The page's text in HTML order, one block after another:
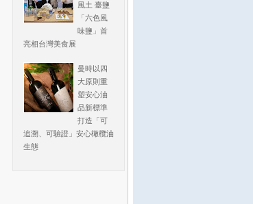
風土 臺鹽
「六色風
味鹽」首
亮相台灣美食展
曼時以四
大原則重
塑安心油
品新標準
打造「可
追溯、可驗證」安心橄欖油
生態